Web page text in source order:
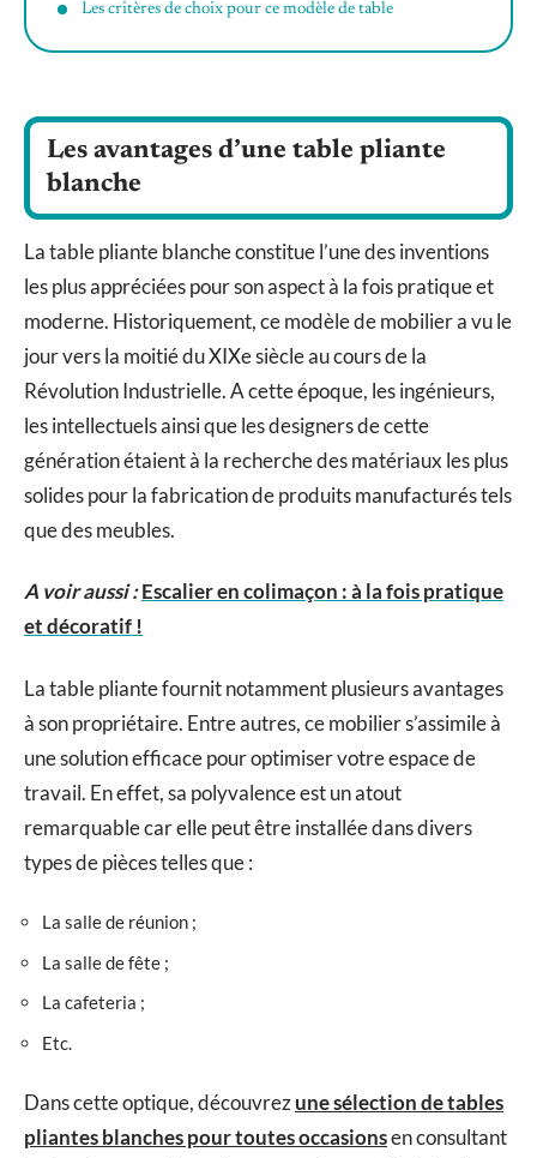
Les critères de choix pour ce modèle de table
Les avantages d’une table pliante
blanche
La table pliante blanche constitue l’une des inventions
les plus appréciées pour son aspect à la fois pratique et
moderne. Historiquement, ce modèle de mobilier a vu le
jour vers la moitié du XIXe siècle au cours de la
Révolution Industrielle. A cette époque, les ingénieurs,
les intellectuels ainsi que les designers de cette
génération étaient à la recherche des matériaux les plus
solides pour la fabrication de produits manufacturés tels
que des meubles.
A voir aussi :Escalier en colimaçon : à la fois pratique
et décoratif !
La table pliante fournit notamment plusieurs avantages
à son propriétaire. Entre autres, ce mobilier s’assimile à
une solution efficace pour optimiser votre espace de
travail. En effet, sa polyvalence est un atout
remarquable car elle peut être installée dans divers
types de pièces telles que :
La salle de réunion ;
La salle de fête ;
La cafeteria ;
Etc.
Dans cette optique, découvrezune sélection de tables
pliantes blanches pour toutes occasionsen consultant